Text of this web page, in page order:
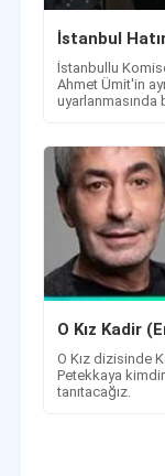
İstanbul
İstanbullu
Ahmet Ümit'in
uyarlanmasında
O Kız Kadir
O Kız dizisinde
Petekkaya
tanıtacağız.